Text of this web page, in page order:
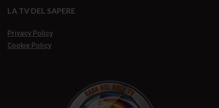
LA TV DEL SAPERE
Privacy Policy
Cookie Policy